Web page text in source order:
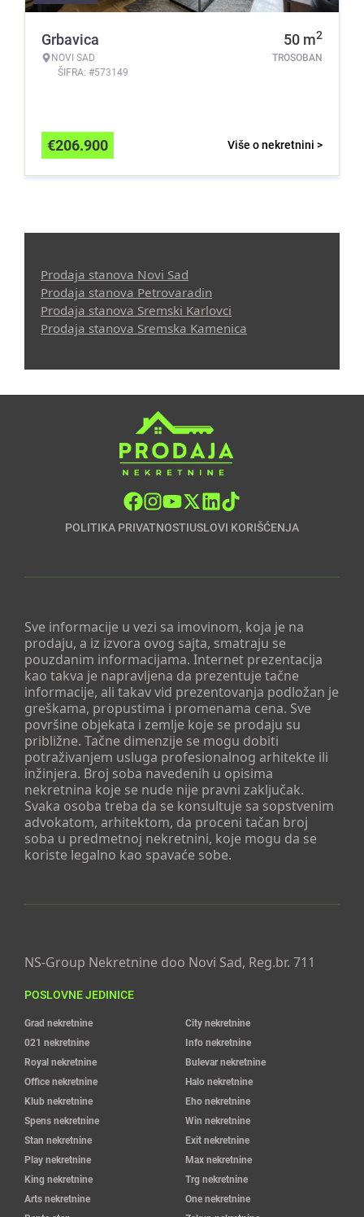
Grbavica
NOVI SAD
ŠIFRA: #573149
50 m2
TROSOBAN
Više o nekretnini >
€206.900
Prodaja stanova Novi Sad
Prodaja stanova Petrovaradin
Prodaja stanova Sremski Karlovci
Prodaja stanova Sremska Kamenica
POLITIKA PRIVATNOSTIUSLOVI KORIŠĆENJA
Sve informacije u vezi sa imovinom, koja je na
prodaju, a iz izvora ovog sajta, smatraju se
pouzdanim informacijama. Internet prezentacija
kao takva je napravljena da prezentuje tačne
informacije, ali takav vid prezentovanja podložan je
greškama, propustima i promenama cena. Sve
površine objekata i zemlje koje se prodaju su
približne. Tačne dimenzije se mogu dobiti
potraživanjem usluga profesionalnog arhitekte ili
inžinjera. Broj soba navedenih u opisima
nekretnina koje se nude nije pravni zaključak.
Svaka osoba treba da se konsultuje sa sopstvenim
advokatom, arhitektom, da proceni tačan broj
soba u predmetnoj nekretnini, koje mogu da se
koriste legalno kao spavaće sobe.
NS-Group Nekretnine doo Novi Sad, Reg.br. 711
POSLOVNE JEDINICE
Grad nekretnine
City nekretnine
021 nekretnine
Info nekretnine
Royal nekretnine
Bulevar nekretnine
Office nekretnine
Halo nekretnine
Klub nekretnine
Eho nekretnine
Spens nekretnine
Win nekretnine
Stan nekretnine
Exit nekretnine
Play nekretnine
Max nekretnine
King nekretnine
Trg nekretnine
Arts nekretnine
One nekretnine